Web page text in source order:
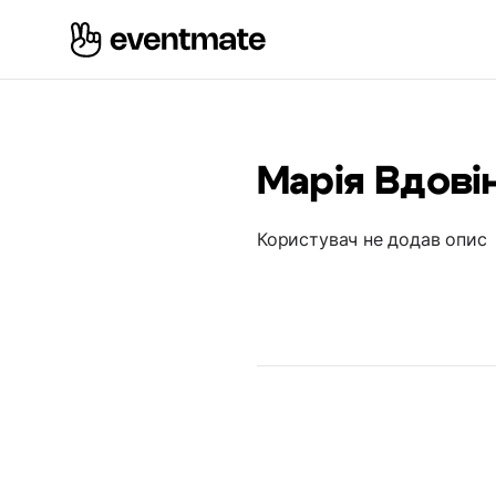
Марія
Користувач не додав опис